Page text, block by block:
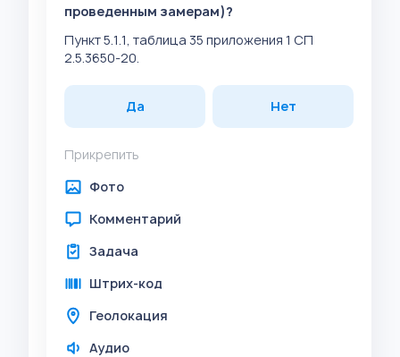
проведенным замерам)?
Пункт 5.1.1, таблица 35 приложения 1 СП
2.5.3650-20.
Да Нет
Прикрепить
Фото
Комментарий
Задача
Штрих-код
Геолокация
Аудио